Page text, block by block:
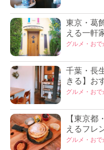
東京・葛
える一軒
グルメ・おで
千葉・長
きる】お
グルメ・おで
【東京都
えるフレ
グルメ・おで